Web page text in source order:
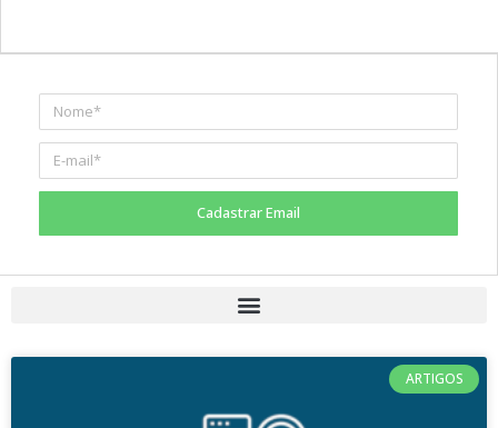
Cadastrar Email
ARTIGOS